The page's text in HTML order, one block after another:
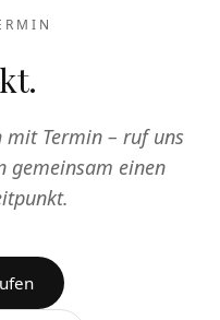
mit Termin – ruf uns
gemeinsam einen